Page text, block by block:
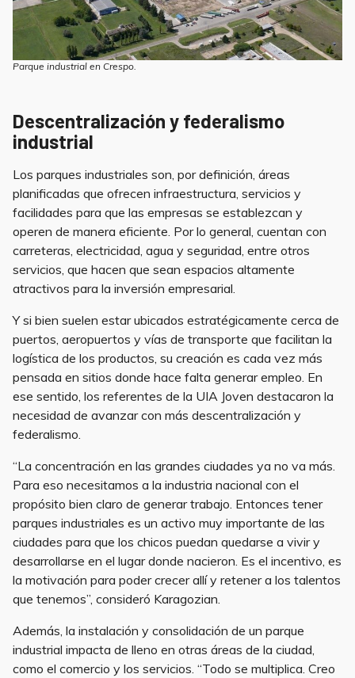
Parque industrial en Crespo.
Descentralización y federalismo
industrial
Los parques industriales son, por definición, áreas
planificadas que ofrecen infraestructura, servicios y
facilidades para que las empresas se establezcan y
operen de manera eficiente. Por lo general, cuentan con
carreteras, electricidad, agua y seguridad, entre otros
servicios, que hacen que sean espacios altamente
atractivos para la inversión empresarial.
Y si bien suelen estar ubicados estratégicamente cerca de
puertos, aeropuertos y vías de transporte que facilitan la
logística de los productos, su creación es cada vez más
pensada en sitios donde hace falta generar empleo. En
ese sentido, los referentes de la UIA Joven destacaron la
necesidad de avanzar con más descentralización y
federalismo.
“La concentración en las grandes ciudades ya no va más.
Para eso necesitamos a la industria nacional con el
propósito bien claro de generar trabajo. Entonces tener
parques industriales es un activo muy importante de las
ciudades para que los chicos puedan quedarse a vivir y
desarrollarse en el lugar donde nacieron. Es el incentivo, es
la motivación para poder crecer allí y retener a los talentos
que tenemos”, consideró Karagozian.
Además, la instalación y consolidación de un parque
industrial impacta de lleno en otras áreas de la ciudad,
como el comercio y los servicios. “Todo se multiplica. Creo